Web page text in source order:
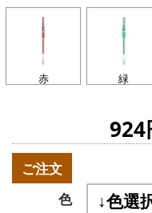
赤 緑
924
ご注文
色